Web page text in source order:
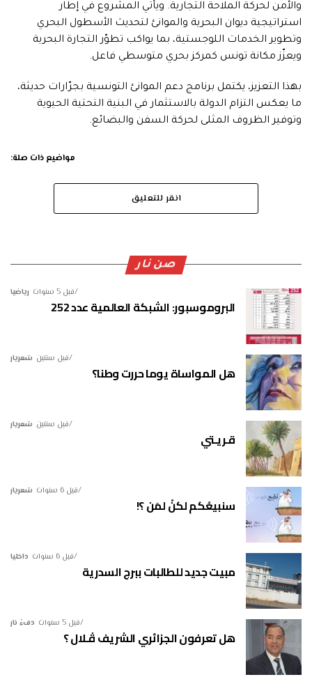
والأمن لحركة الملاحة التجارية. ويأتي المشروع في إطار
استراتيجية ديوان البحرية والموانئ لتحديث الأسطول البحري
وتطوير الخدمات اللوجستية، بما يواكب تطوّر التجارة البحرية
ويعزّز مكانة تونس كمركز بحري متوسطي فاعل.
بهذا التعزيز، يكتمل برنامج دعم الموانئ التونسية بجرّارات حديثة،
ما يعكس التزام الدولة بالاستثمار في البنية التحتية الحيوية
وتوفير الظروف المثلى لحركة السفن والبضائع.
مواضيع ذات صلة:
انقر للتعليق
صن نار
رياضيا قبل 5 سنوات
البروموسبور: الشبكة العالمية عدد 252
شعريار قبل سنتين
هل المواساة يوما حررت وطنا؟
شعريار قبل سنتين
قـريـتي
شعريار قبل 6 سنوات
سنبيعُكم لكنْ لمَن ؟!
داخليا قبل 6 سنوات
مبيت جديد للطالبات ببرج السدرية
دفءُ نار قبل 5 سنوات
هل تعرفون الجزائري الشريف ڤـلال ؟